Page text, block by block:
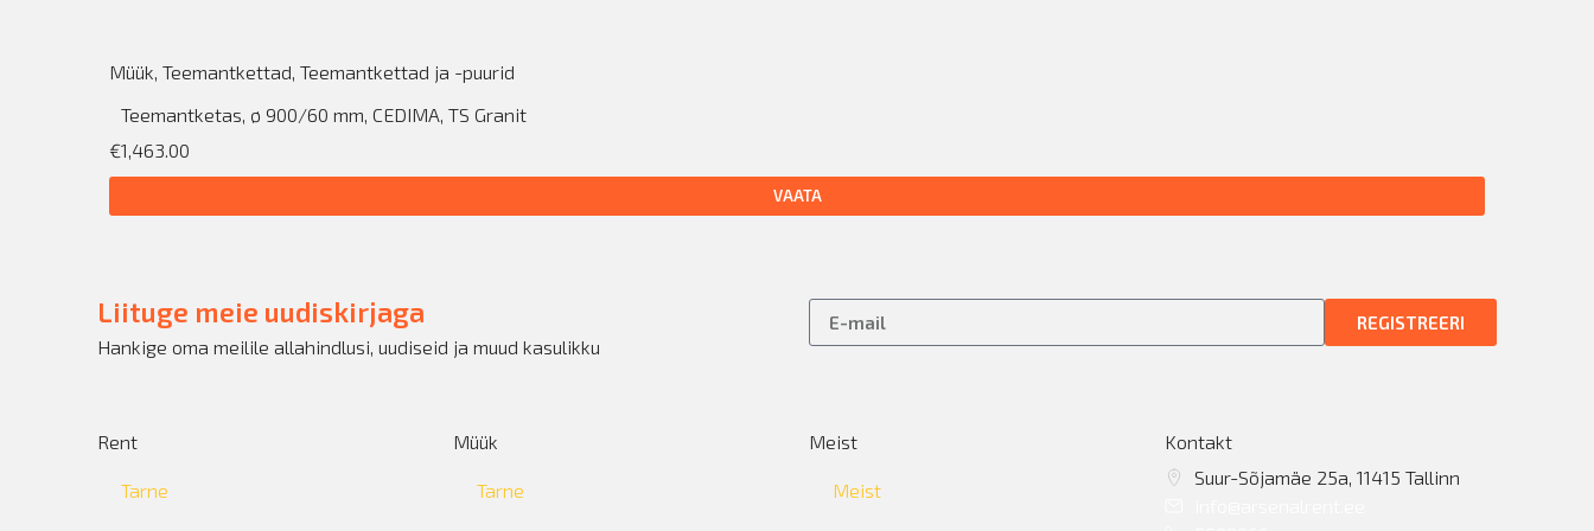
Müük, Teemantkettad, Teemantkettad ja -puurid
Teemantketas, ø 900/60 mm, CEDIMA, TS Granit
€1,463.00
VAATA
Liituge meie uudiskirjaga
Hankige oma meilile allahindlusi, uudiseid ja muud kasulikku
REGISTREERI
Rent
Tarne
Müük
Tarne
Meist
Meist
Kontakt
Suur-Sõjamäe 25a, 11415 Tallinn